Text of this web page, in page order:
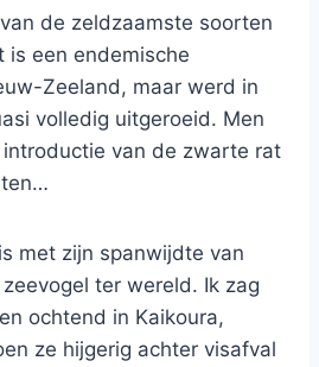
de zeldzaamste soorten
is een endemische
Zeeland, maar werd in
volledig uitgeroeid. Men
van de zwarte rat
met zijn spanwijdte van
ter wereld. Ik zag
ochtend in Kaikoura,
ze hijgerig achter visafval